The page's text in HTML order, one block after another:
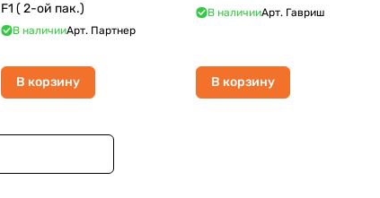
F1 ( 2-ой пак.)
В наличииАрт. Партнер
В корзину
В наличииАрт. Гавриш
В корзину